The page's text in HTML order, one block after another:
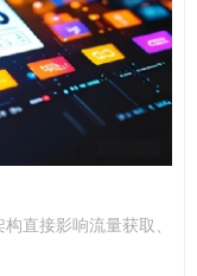
直接影响流量获取、